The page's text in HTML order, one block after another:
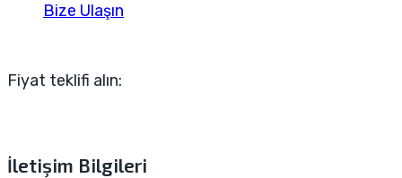
Bize Ulaşın
Fiyat teklifi alın:
İletişim Bilgileri